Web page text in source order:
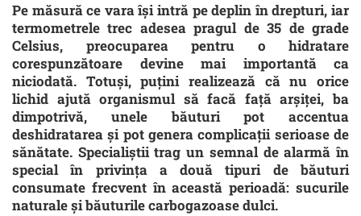
Pe măsură ce vara își intră pe deplin în drepturi, iar
termometrele trec adesea pragul de 35 de grade
Celsius, preocuparea pentru o hidratare
corespunzătoare devine mai importantă ca
niciodată. Totuși, puțini realizează că nu orice
lichid ajută organismul să facă față arșiței, ba
dimpotrivă, unele băuturi pot accentua
deshidratarea și pot genera complicații serioase de
sănătate. Specialiștii trag un semnal de alarmă în
special în privința a două tipuri de băuturi
consumate frecvent în această perioadă: sucurile
naturale și băuturile carbogazoase dulci.